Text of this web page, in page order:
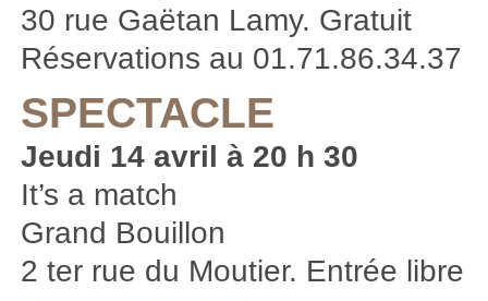
30 rue Gaëtan Lamy. Gratuit
Réservations au 01.71.86.34.37
SPECTACLE
Jeudi 14 avril à 20 h 30
It’s a match
Grand Bouillon
2 ter rue du Moutier. Entrée libre